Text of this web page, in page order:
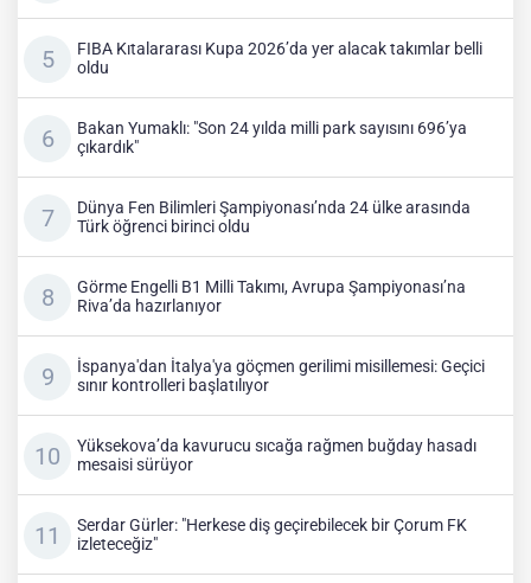
FIBA Kıtalararası Kupa 2026’da yer alacak takımlar belli
oldu
Bakan Yumaklı: "Son 24 yılda milli park sayısını 696’ya
çıkardık"
Dünya Fen Bilimleri Şampiyonası’nda 24 ülke arasında
Türk öğrenci birinci oldu
Görme Engelli B1 Milli Takımı, Avrupa Şampiyonası’na
Riva’da hazırlanıyor
İspanya'dan İtalya'ya göçmen gerilimi misillemesi: Geçici
sınır kontrolleri başlatılıyor
Yüksekova’da kavurucu sıcağa rağmen buğday hasadı
mesaisi sürüyor
Serdar Gürler: "Herkese diş geçirebilecek bir Çorum FK
izleteceğiz"